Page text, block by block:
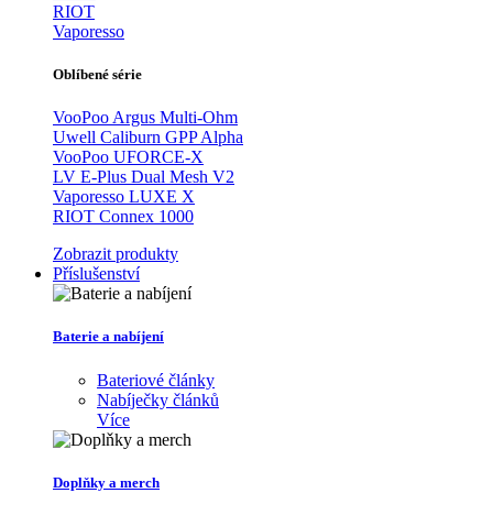
RIOT
Vaporesso
Oblíbené série
VooPoo Argus Multi-Ohm
Uwell Caliburn GPP Alpha
VooPoo UFORCE-X
LV E-Plus Dual Mesh V2
Vaporesso LUXE X
RIOT Connex 1000
Zobrazit produkty
Příslušenství
Baterie a nabíjení
Bateriové články
Nabíječky článků
Více
Doplňky a merch